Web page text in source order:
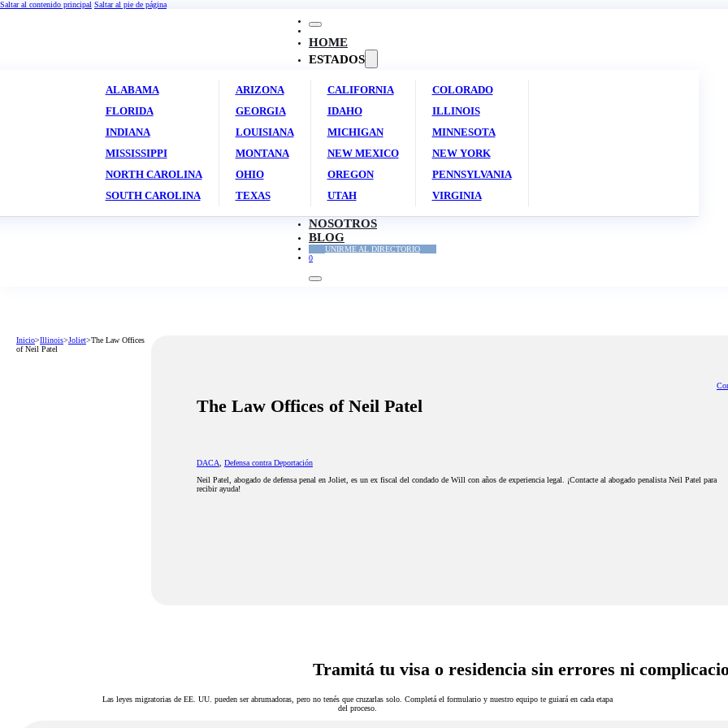
Saltar al contenido principal Saltar al pie de página
HOME
ESTADOS
ALABAMA ARIZONA CALIFORNIA
COLORADO
FLORIDA
GEORGIA IDAHO
ILLINOIS
INDIANA
LOUISIANA MICHIGAN
MINNESOTA
MISSISSIPPI
MONTANA NEW MEXICO
NEW YORK
NORTH CAROLINA
OHIO OREGON
PENNSYLVANIA
SOUTH CAROLINA
TEXAS UTAH VIRGINIA
NOSOTROS
BLOG
UNIRME AL DIRECTORIO
0
Inicio>Illinois>Joliet>The Law Offices
of Neil Patel
The Law Offices of Neil Patel
DACA, Defensa contra Deportación
Neil Patel, abogado de defensa penal en Joliet, es un ex fiscal del condado de Will con años de experiencia legal. ¡Contacte al abogado penalista Neil Patel para
recibir ayuda!
Tramitá tu visa o residencia sin errores ni
Las leyes migratorias de EE. UU. pueden ser abrumadoras, pero no tenés que cruzarlas solo. Completá el formulario y nuestro equipo te guiará en cada etapa
del proceso.